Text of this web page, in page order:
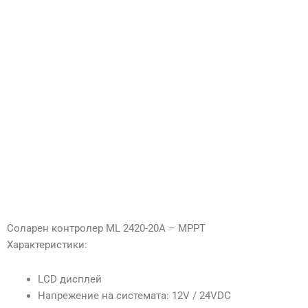
Соларен контролер ML 2420-20А – МPPТ
Характеристики:
LCD дисплей
Напрежение на системата: 12V / 24VDC